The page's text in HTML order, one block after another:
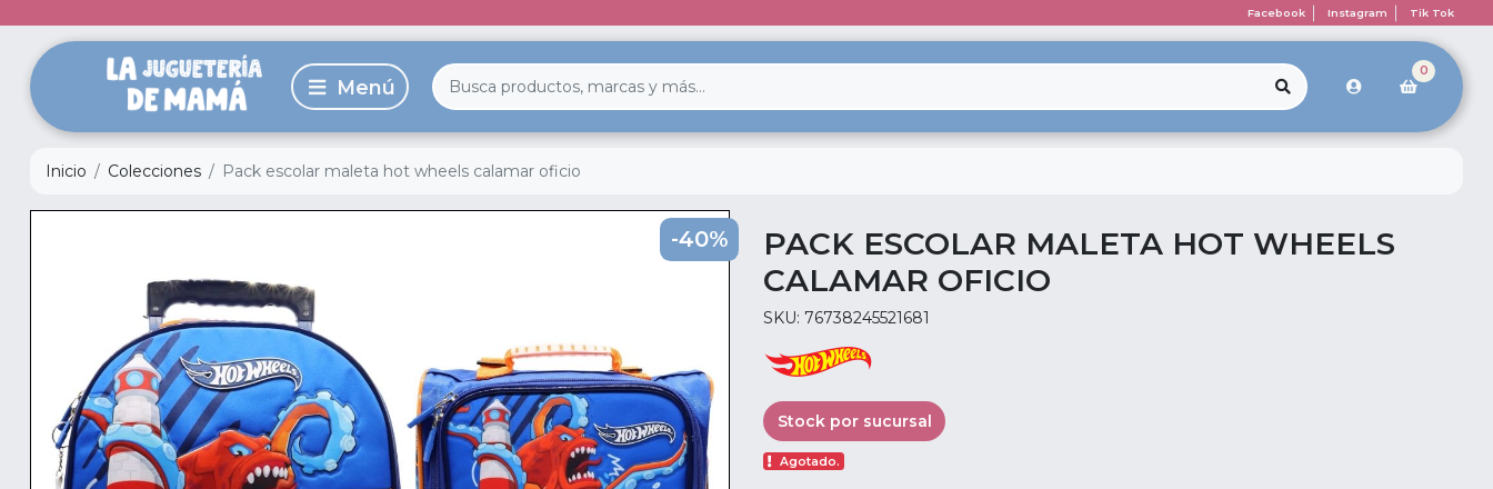
Facebook Instagram Tik Tok
0
Inicio Colecciones Pack escolar maleta hot wheels calamar oficio
-40%
PACK ESCOLAR MALETA HOT WHEELS
CALAMAR OFICIO
SKU: 76738245521681
Stock por sucursal
Agotado.